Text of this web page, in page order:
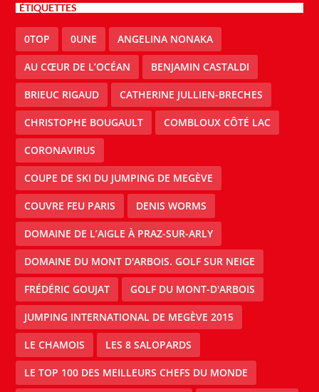
ÉTIQUETTES
0TOP 0UNE ANGELINA NONAKA
AU CŒUR DE L’OCÉAN BENJAMIN CASTALDI
BRIEUC RIGAUD CATHERINE JULLIEN-BRECHES
CHRISTOPHE BOUGAULT COMBLOUX CÔTÉ LAC
CORONAVIRUS
COUPE DE SKI DU JUMPING DE MEGÈVE
COUVRE FEU PARIS DENIS WORMS
DOMAINE DE L’AIGLE À PRAZ-SUR-ARLY
DOMAINE DU MONT D'ARBOIS. GOLF SUR NEIGE
FRÉDÉRIC GOUJAT GOLF DU MONT-D'ARBOIS
JUMPING INTERNATIONAL DE MEGÈVE 2015
LE CHAMOIS LES 8 SALOPARDS
LE TOP 100 DES MEILLEURS CHEFS DU MONDE